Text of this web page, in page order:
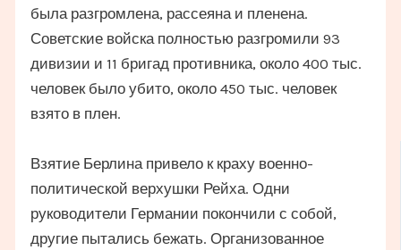
была разгромлена, рассеяна и пленена.
Советские войска полностью разгромили 93
дивизии и 11 бригад противника, около 400 тыс.
человек было убито, около 450 тыс. человек
взято в плен.
Взятие Берлина привело к краху военно-
политической верхушки Рейха. Одни
руководители Германии покончили с собой,
другие пытались бежать. Организованное